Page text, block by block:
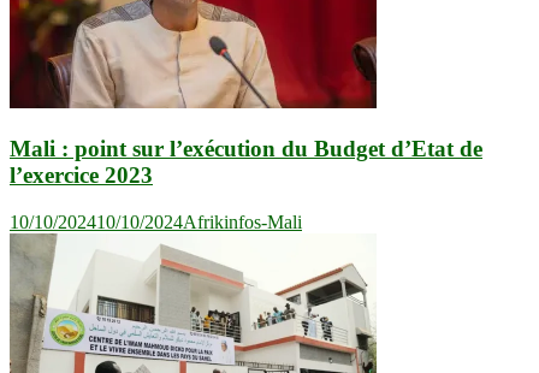
Mali : point sur l’exécution du Budget d’Etat de
l’exercice 2023
10/10/202410/10/2024Afrikinfos-Mali